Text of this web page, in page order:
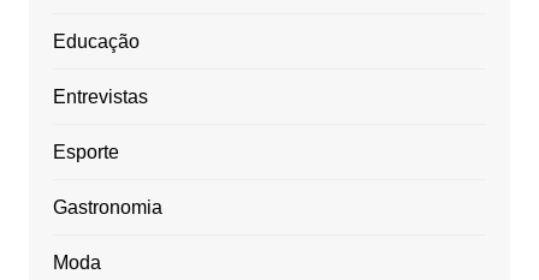
Educação
Entrevistas
Esporte
Gastronomia
Moda